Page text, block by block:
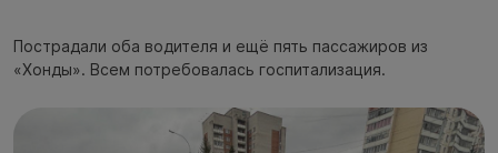
Пострадали оба водителя и ещё пять пассажиров из
«Хонды». Всем потребовалась госпитализация.